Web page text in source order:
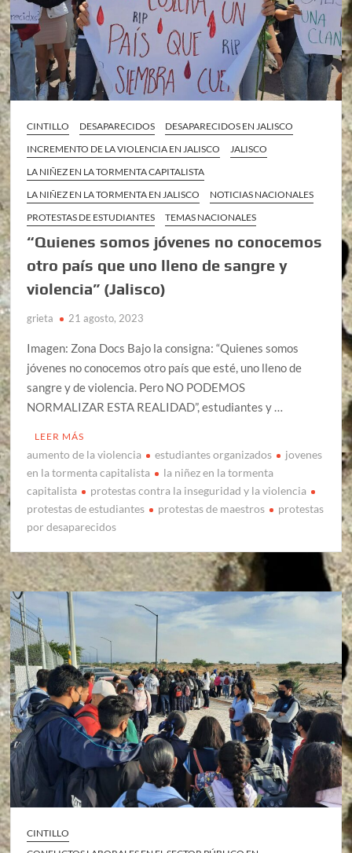
CINTILLO DESAPARECIDOS
DESAPARECIDOS EN JALISCO
INCREMENTO DE LA VIOLENCIA EN JALISCO
JALISCO
LA NIÑEZ EN LA TORMENTA CAPITALISTA
LA NIÑEZ EN LA TORMENTA EN JALISCO
NOTICIAS NACIONALES
PROTESTAS DE ESTUDIANTES
TEMAS NACIONALES
“Quienes somos jóvenes no conocemos
otro país que uno lleno de sangre y
violencia” (Jalisco)
grieta 21 agosto, 2023
Imagen: Zona Docs Bajo la consigna: “Quienes somos
jóvenes no conocemos otro país que esté, uno lleno de
sangre y de violencia. Pero NO PODEMOS
NORMALIZAR ESTA REALIDAD”, estudiantes y …
LEER MÁS
aumento de la violencia estudiantes organizados
jovenes
en la tormenta capitalista
la niñez en la tormenta
capitalista
protestas contra la inseguridad y la violencia
protestas de estudiantes
protestas de maestros
protestas
por desaparecidos
CINTILLO